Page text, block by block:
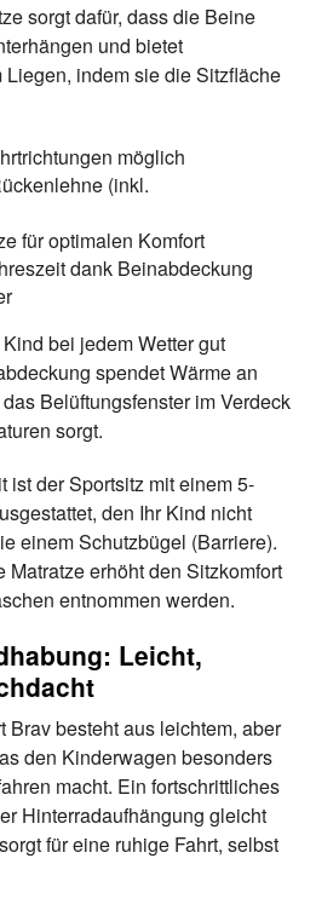
sorgt dafür, dass die Beine
und bietet
indem sie die Sitzfläche
möglich
(inkl.
für optimalen Komfort
dank Beinabdeckung
bei jedem Wetter gut
spendet Wärme an
Belüftungsfenster im Verdeck
sorgt.
ist der Sportsitz mit einem 5-
den Ihr Kind nicht
einem Schutzbügel (Barriere).
erhöht den Sitzkomfort
entnommen werden.
Leicht,
Brav besteht aus leichtem, aber
den Kinderwagen besonders
macht. Ein fortschrittliches
Hinterradaufhängung gleicht
für eine ruhige Fahrt, selbst